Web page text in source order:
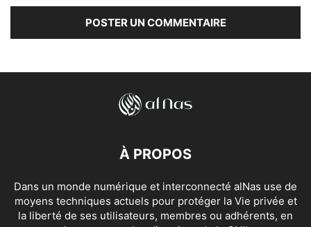
À PROPOS
Dans un monde numérique et interconnecté alNas use de
moyens techniques actuels pour protéger la Vie privée et
la liberté de ses utilisateurs, membres ou adhérents, en